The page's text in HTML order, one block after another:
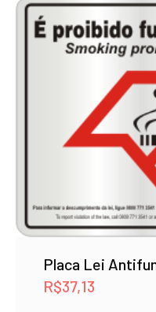
Placa Lei
R$37,13